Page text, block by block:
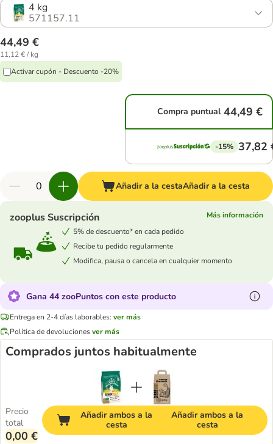
4 kg
571157.11
44,49 €
11,12 € / kg
Activar cupón - Descuento -20%
Compra puntual 44,49 €
-15% 37,82
Añadir a la cestaAñadir a la cesta
zooplus Suscripción
Más información
5% de descuento* en cada pedido
Recibe tu pedido regularmente
Modifica, pausa o cancela en cualquier momento
Gana 44 zooPuntos con este producto
Entrega en 2-4 días laborables: ver más
Política de devolucionesver más
Comprados juntos habitualmente
Precio
total
0,00 €
Añadir ambos a la
cesta
Añadir ambos a la
cesta